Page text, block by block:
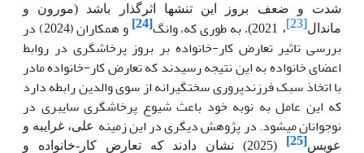
شدت و ضعف بروز این تنش­ها اثرگذار باشد (مورون و
ماندال[23]، 2021). به طوری که، وانگ[24]
و همکاران (2024) در
بررسی تاثیر تعارض کار-خانواده بر بروز پرخاشگری در روابط
اعضای خانواده به این نتیجه رسیدند که تعارض کار-خانواده مادر
با اتخاذ سبک فرزندپروری سختگیرانه از سوی والدین رابطه دارد
که این عامل به نوبه خود باعث شیوع پرخاشگری سایبری در
نوجوانان می­شود. در پژوهش دیگری در این زمینه علی، غرایبه و
عویس[25] (2025) نشان دادند که
تعارض کار-خانواده و